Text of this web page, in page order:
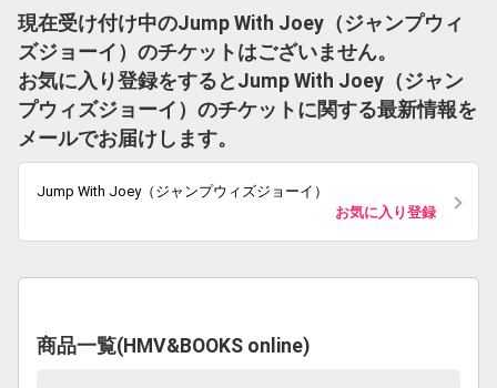
現在受け付け中のJump With Joey（ジャンプウィ
ズジョーイ）のチケットはございません。
お気に入り登録をするとJump With Joey（ジャン
プウィズジョーイ）のチケットに関する最新情報を
メールでお届けします。
Jump With Joey（ジャンプウィズジョーイ）
お気に入り登録
商品一覧(HMV&BOOKS online)